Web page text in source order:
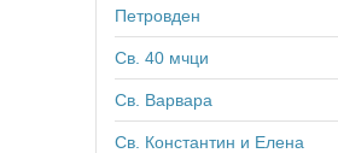
Петровден
Св. 40 мчци
Св. Варвара
Св. Константин и Елена